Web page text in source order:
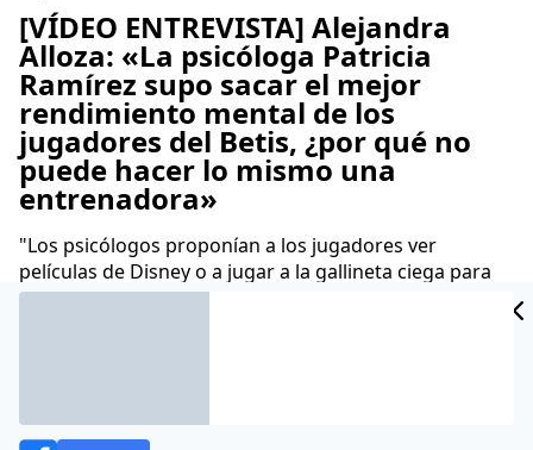
[VÍDEO ENTREVISTA] Alejandra
Alloza: «La psicóloga Patricia
Ramírez supo sacar el mejor
rendimiento mental de los
jugadores del Betis, ¿por qué no
puede hacer lo mismo una
entrenadora»
"Los psicólogos proponían a los jugadores ver
películas de Disney o a jugar a la gallineta ciega para
fomentar la cohesión y profundizar en valores"